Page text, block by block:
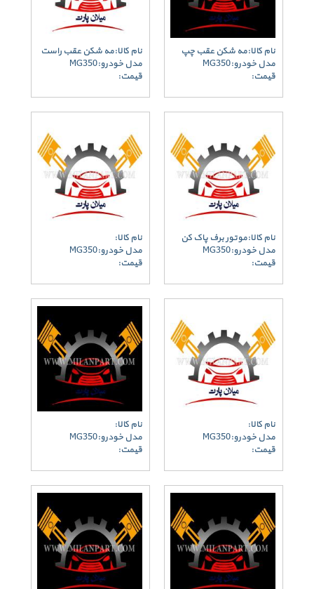
نام کالا:مه شکن عقب چپ
مدل خودرو:MG350
قیمت:
نام کالا:مه شکن عقب راست
مدل خودرو:MG350
قیمت:
نام کالا:موتور برف پاک کن
مدل خودرو:MG350
قیمت:
نام کالا:
مدل خودرو:MG350
قیمت:
نام کالا:
مدل خودرو:MG350
قیمت:
نام کالا:
مدل خودرو:MG350
قیمت: